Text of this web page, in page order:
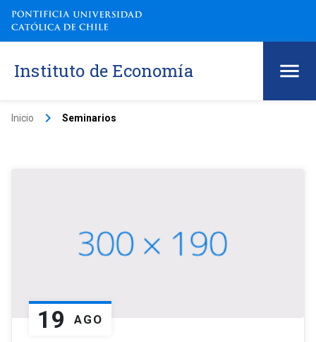
Instituto de Economía
Inicio keyboard_arrow_right Seminarios
19 AGO